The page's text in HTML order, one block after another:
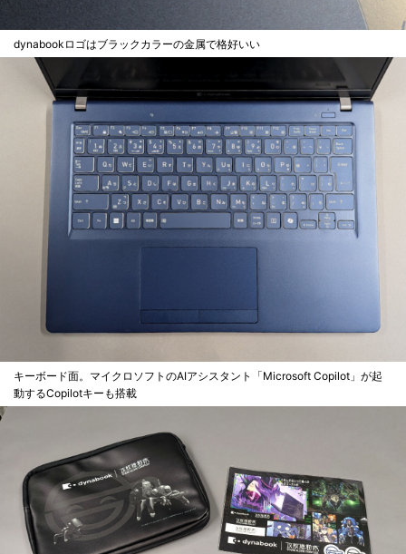
dynabookロゴはブラックカラーの金属で格好いい
キーボード面。マイクロソフトのAIアシスタント「Microsoft Copilot」が起
動するCopilotキーも搭載